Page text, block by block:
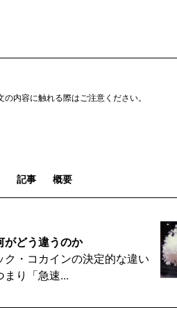
内容に触れる際はご注意ください。
記事 概要
がどう違うのか
・コカインの決定的な違い
り「急速...